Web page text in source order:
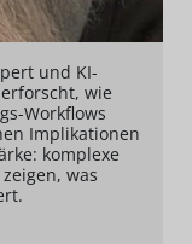
und KI-
wie
Workflows
Implikationen
komplexe
was